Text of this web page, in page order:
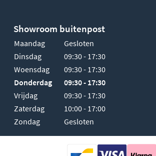
Showroom buitenpost
Maandag
Gesloten
Dinsdag
09:30 - 17:30
Woensdag
09:30 - 17:30
Donderdag
09:30 - 17:30
Vrijdag
09:30 - 17:30
Zaterdag
10:00 - 17:00
Zondag
Gesloten